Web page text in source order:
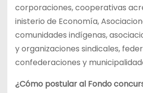
corporaciones, cooperativas
inisterio de Economía,
comunidades indígenas,
y organizaciones sindicales,
confederaciones y
¿Cómo postular al Fondo